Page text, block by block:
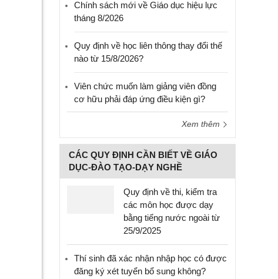
Chính sách mới về Giáo dục hiệu lực
tháng 8/2026
Quy định về học liên thông thay đổi thế
nào từ 15/8/2026?
Viên chức muốn làm giảng viên đồng
cơ hữu phải đáp ứng điều kiện gì?
Xem thêm
CÁC QUY ĐỊNH CẦN BIẾT VỀ GIÁO
DỤC-ĐÀO TẠO-DẠY NGHỀ
Quy định về thi, kiểm tra
các môn học được dạy
bằng tiếng nước ngoài từ
25/9/2025
Thí sinh đã xác nhận nhập học có được
đăng ký xét tuyển bổ sung không?